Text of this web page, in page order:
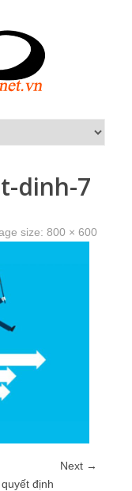
dinh-7
size: 800 × 600
Next →
định